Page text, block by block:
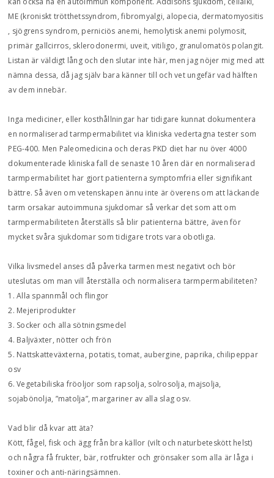
ME (kroniskt trötthetssyndrom, fibromyalgi, alopecia, dermatomyositis
, sjögrens syndrom, perniciös anemi, hemolytisk anemi polymosit,
primär gallcirros, sklerodonermi, uveit, vitiligo, granulomatös polangit.
Listan är väldigt lång och den slutar inte här, men jag nöjer mig med att
nämna dessa, då jag själv bara känner till och vet ungefär vad hälften
av dem innebär.
Inga mediciner, eller kosthållningar har tidigare kunnat dokumentera
en normaliserad tarmpermabilitet via kliniska vedertagna tester som
PEG-400. Men Paleomedicina och deras PKD diet har nu över 4000
dokumenterade kliniska fall de senaste 10 åren där en normaliserad
tarmpermabilitet har gjort patienterna symptomfria eller signifikant
bättre. Så även om vetenskapen ännu inte är överens om att läckande
tarm orsakar autoimmuna sjukdomar så verkar det som att om
tarmpermabiliteten återställs så blir patienterna bättre, även för
mycket svåra sjukdomar som tidigare trots vara obotliga.
Vilka livsmedel anses då påverka tarmen mest negativt och bör
uteslutas om man vill återställa och normalisera tarmpermabiliteten?
1. Alla spannmål och flingor
2. Mejeriprodukter
3. Socker och alla sötningsmedel
4. Baljväxter, nötter och frön
5. Nattskatteväxterna, potatis, tomat, aubergine, paprika, chilipeppar
osv
6. Vegetabiliska fröoljor som rapsolja, solrosolja, majsolja,
sojabönolja, ”matolja”, margariner av alla slag osv.
Vad blir då kvar att äta?
Kött, fågel, fisk och ägg från bra källor (vilt och naturbeteskött helst)
och några få frukter, bär, rotfrukter och grönsaker som alla är låga i
toxiner och anti-näringsämnen.